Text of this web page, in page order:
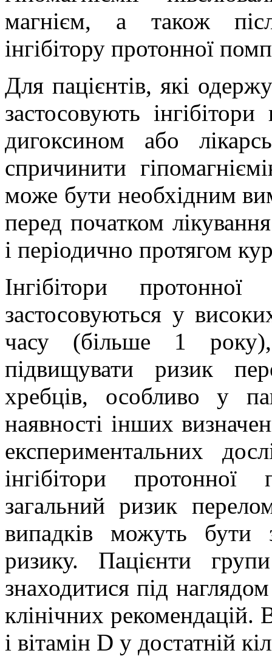
магнієм, а також
інгібітору протонної
Для пацієнтів, які
застосовують
дигоксином або
спричинити
може бути необхідним
перед початком
і періодично протягом
Інгібітори
застосовуються у
часу (більше 1
підвищувати ризик
хребців, особливо у
наявності інших
експериментальних
інгібітори
загальний ризик
випадків можуть бути
ризику. Пацієнти
знаходитися під
клінічних
і вітамін D у достатній